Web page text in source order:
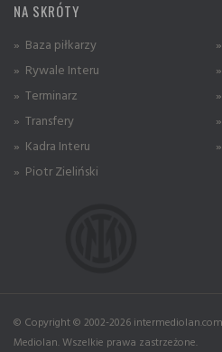
NA SKRÓTY
» Baza piłkarzy
» Rywale Interu
» Terminarz
» Transfery
» Kadra Interu
» Piotr Zieliński
© Copyright © 2002-2026
Mediolan. Wszelkie prawa zastrzeżone.